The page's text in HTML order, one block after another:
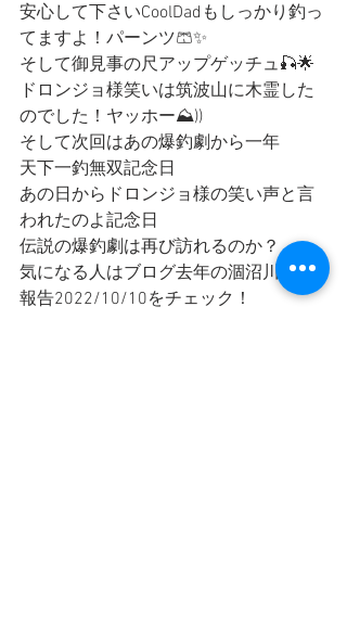
安心して下さいCoolDadもしっかり釣っ
てますよ！パーンツ🩳✨
そして御見事の尺アップゲッチュ🎣🌟
ドロンジョ様笑いは筑波山に木霊した
のでした！ヤッホー⛰))
そして次回はあの爆釣劇から一年
天下一釣無双記念日
あの日からドロンジョ様の笑い声と言
われたのよ記念日
伝説の爆釣劇は再び訪れるのか？
気になる人はブログ去年の涸沼川釣果
報告2022/10/10をチェック！